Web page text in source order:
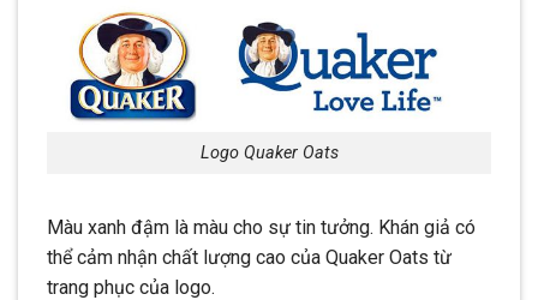
Logo Quaker Oats
Màu xanh đậm là màu cho sự tin tưởng. Khán giả có
thể cảm nhận chất lượng cao của Quaker Oats từ
trang phục của logo.